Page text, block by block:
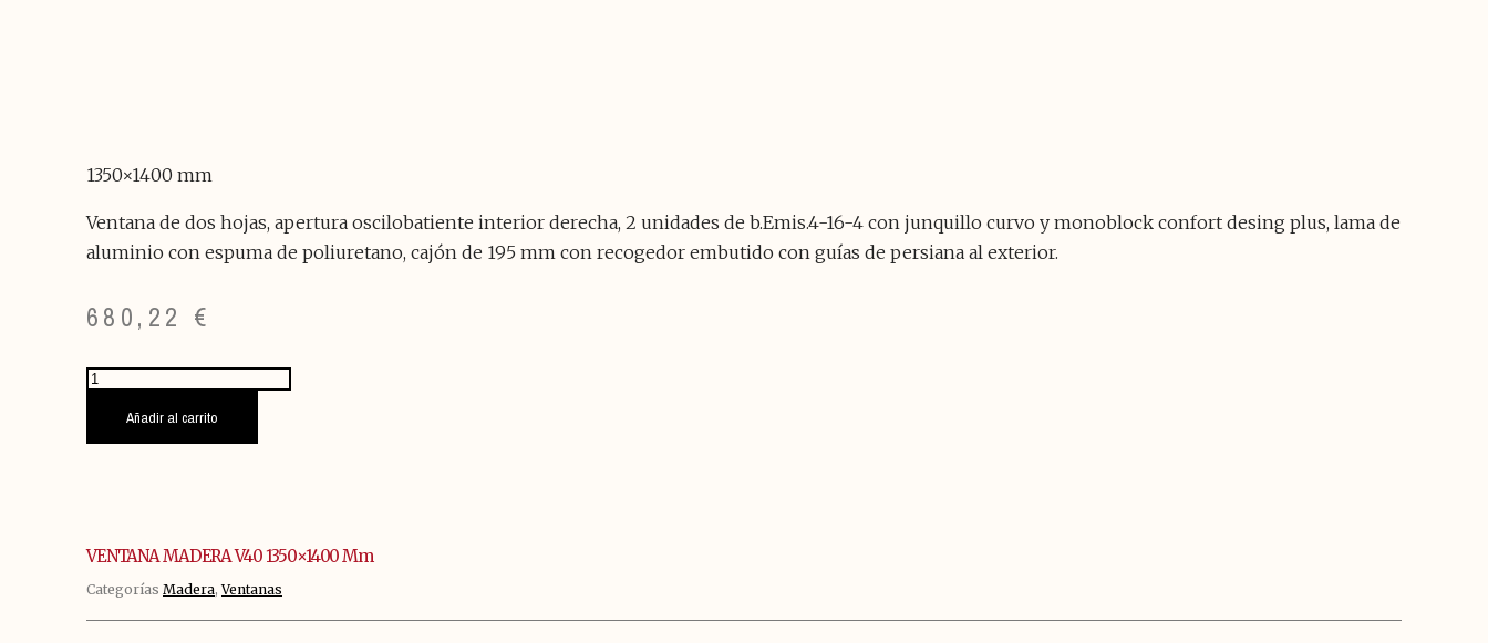
1350×1400 mm
Ventana de dos hojas, apertura oscilobatiente interior derecha, 2 unidades de b.Emis.4-16-4 con junquillo curvo y monoblock confort desing plus, lama de
aluminio con espuma de poliuretano, cajón de 195 mm con recogedor embutido con guías de persiana al exterior.
680,22 €
VENTANA
Añadir al carrito
VENTANA MADERA V40 1350×1400 Mm
Categorías Madera,Ventanas